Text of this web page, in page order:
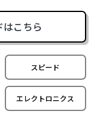
こちら
スピード
エレクトロニクス